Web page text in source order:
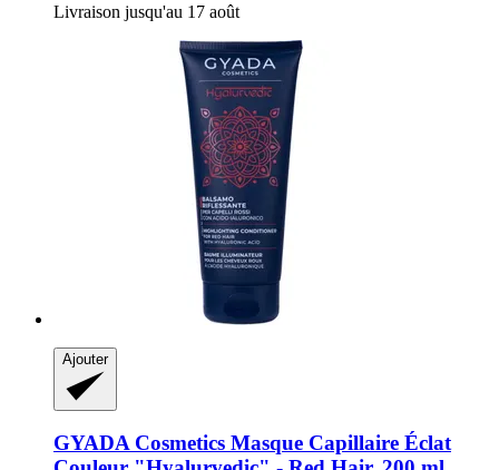
Livraison jusqu'au 17 août
Ajouter
GYADA Cosmetics Masque Capillaire Éclat